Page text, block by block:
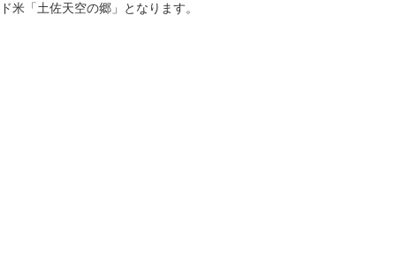
米「土佐天空の郷」となります。